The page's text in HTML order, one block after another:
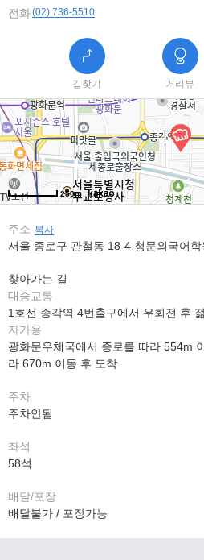
전화(02) 736-5510
길찾기 거리뷰
250m
주소 복사
서울 종로구 관철동 18-4 청문외국어학
찾아가는 길
대중교통
1호선 종각역 4번출구에서 우회전 후
자가용
광화문우체국에서 종로를 따라 554m
라 670m 이동 후 도착
주차
주차안됨
좌석
58석
배달/포장
배달불가 / 포장가능